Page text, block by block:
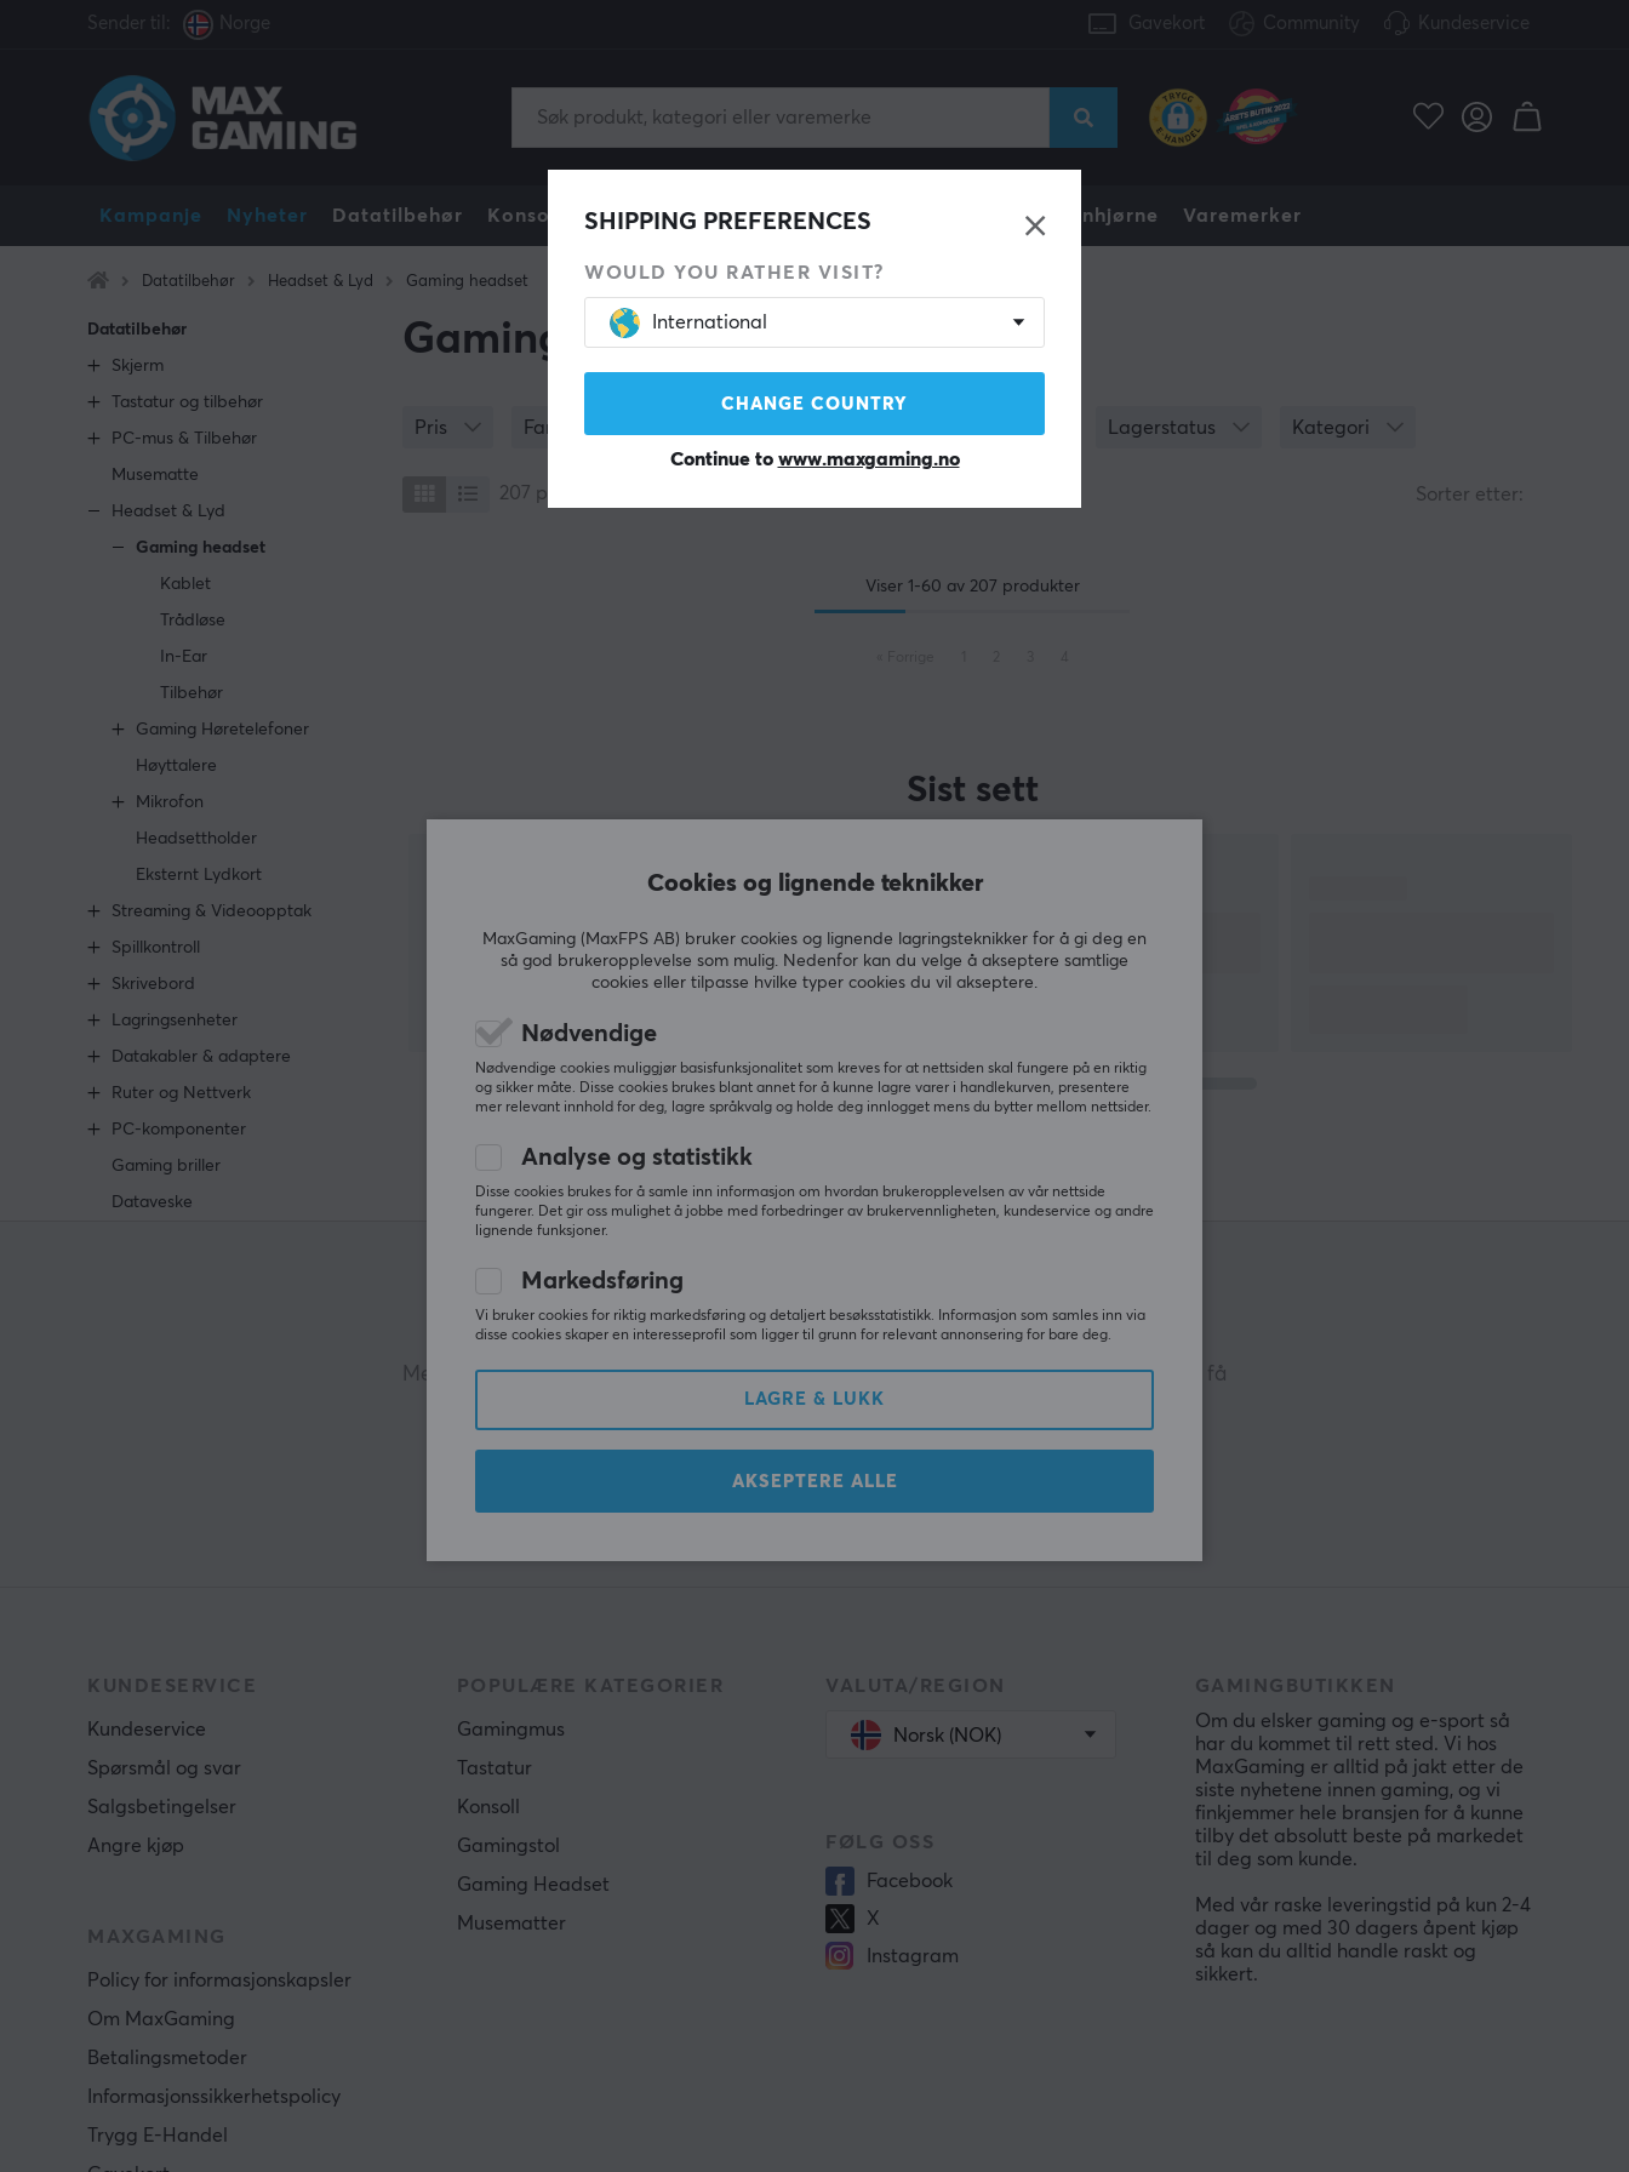
Sender til: Norge Gavekort Community Kundeservice
Kampanje Nyheter Datatilbehør Konsoll Gamingstol Mobiltilbehør Funnhjørne Varemerker
SHIPPING PREFERENCES
WOULD YOU RATHER VISIT?
International
CHANGE COUNTRY
Continue to www.maxgaming.no
Datatilbehør Headset & Lyd Gaming headset
Datatilbehør
Skjerm
Tastatur og tilbehør
PC-mus & Tilbehør
Musematte
Headset & Lyd
Gaming headset
Kablet
Trådløse
In-Ear
Tilbehør
Gaming Høretelefoner
Høyttalere
Mikrofon
Headsettholder
Eksternt Lydkort
Streaming & Videoopptak
Spillkontroll
Skrivebord
Lagringsenheter
Datakabler & adaptere
Ruter og Nettverk
PC-komponenter
Gaming briller
Dataveske
Gaming Headset
Pris Farge Lagerstatus Kategori
207 produkter Sorter etter:
Viser 1-60 av 207 produkter
Sist sett
Nyhetsbrev for gamere
Mer enn 400 000 gamere abonnerer i dag på vårt nyhetsbrev. Få eksklusive nyheter, få
gode tilbud og mye mer!
KUNDESERVICE
Kundeservice
Spørsmål og svar
Salgsbetingelser
Angre kjøp
MAXGAMING
Policy for informasjonskapsler
Om MaxGaming
Betalingsmetoder
Informasjonssikkerhetspolicy
Trygg E-Handel
POPULÆRE KATEGORIER
Gamingmus
Tastatur
Konsoll
Gamingstol
Gaming Headset
Musematter
VALUTA/REGION
Norsk (NOK)
FØLG OSS
Facebook
X
Instagram
GAMINGBUTIKKEN
Om du elsker gaming og e-sport så
har du kommet til rett sted. Vi hos
MaxGaming er alltid på jakt etter de
siste nyhetene innen gaming, og vi
finkjemmer hele bransjen for å kunne
tilby det absolutt beste på markedet
til deg som kunde.
Med vår raske leveringstid på kun 2-4
dager og med 30 dagers åpent kjøp
så kan du alltid handle raskt og
sikkert.
Cookies og lignende teknikker
MaxGaming (MaxFPS AB) bruker cookies og lignende lagringsteknikker for å gi deg en
så god brukeropplevelse som mulig. Nedenfor kan du velge å akseptere samtlige
cookies eller tilpasse hvilke typer cookies du vil akseptere.
Nødvendige
Nødvendige cookies muliggjør basisfunksjonalitet som kreves for at nettsiden skal fungere på en riktig
og sikker måte. Disse cookies brukes blant annet for å kunne lagre varer i handlekurven, presentere
mer relevant innhold for deg, lagre språkvalg og holde deg innlogget mens du bytter mellom nettsider.
Analyse og statistikk
Disse cookies brukes for å samle inn informasjon om hvordan brukeropplevelsen av vår nettside
fungerer. Det gir oss mulighet å jobbe med forbedringer av brukervennligheten, kundeservice og andre
lignende funksjoner.
Markedsføring
Vi bruker cookies for riktig markedsføring og detaljert besøksstatistikk. Informasjon som samles inn via
disse cookies skaper en interesseprofil som ligger til grunn for relevant annonsering for bare deg.
LAGRE & LUKK
AKSEPTERE ALLE